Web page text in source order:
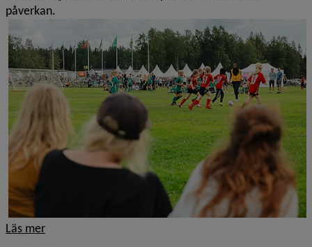
påverkan.
Läs mer